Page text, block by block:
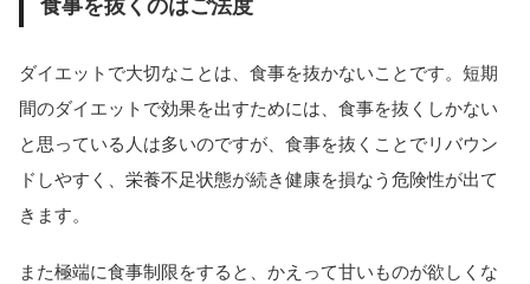
食事を抜くのはご法度
ダイエットで大切なことは、食事を抜かないことです。短期
間のダイエットで効果を出すためには、食事を抜くしかない
と思っている人は多いのですが、食事を抜くことでリバウン
ドしやすく、栄養不足状態が続き健康を損なう危険性が出て
きます。
また極端に食事制限をすると、かえって甘いものが欲しくな